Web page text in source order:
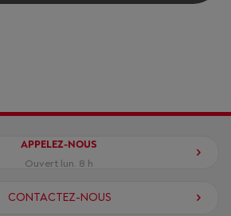
APPELEZ-NOUS
Ouvert lun. 8 h
CONTACTEZ-NOUS